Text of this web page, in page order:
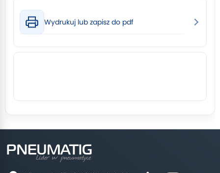
Wydrukuj lub zapisz do pdf